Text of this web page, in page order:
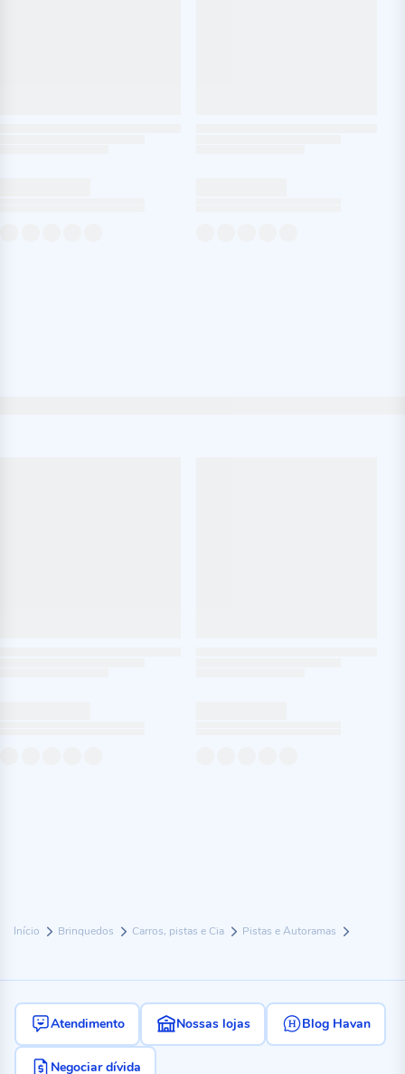
Início Brinquedos Carros, pistas e Cia Pistas e Autoramas
Atendimento Nossas lojas Blog Havan
Negociar dívida